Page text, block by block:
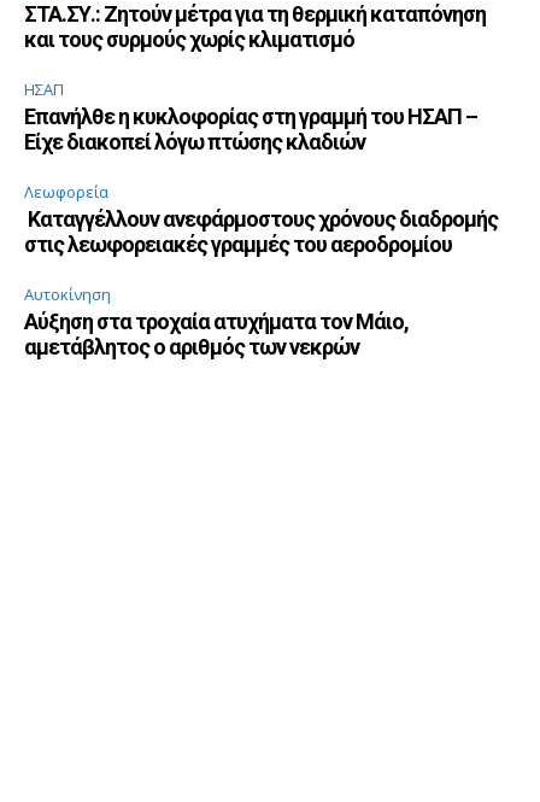
ΣΤΑ.ΣΥ.: Ζητούν μέτρα για τη θερμική καταπόνηση
και τους συρμούς χωρίς κλιματισμό
ΗΣΑΠ
Επανήλθε η κυκλοφορίας στη γραμμή του ΗΣΑΠ –
Είχε διακοπεί λόγω πτώσης κλαδιών
Λεωφορεία
Καταγγέλλουν ανεφάρμοστους χρόνους διαδρομής
στις λεωφορειακές γραμμές του αεροδρομίου
Αυτοκίνηση
Αύξηση στα τροχαία ατυχήματα τον Μάιο,
αμετάβλητος ο αριθμός των νεκρών